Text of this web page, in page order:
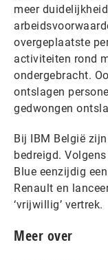
meer
overgeplaatste
activiteiten rond
ondergebracht.
ontslagen
gedwongen
Bij IBM België
bedreigd.
Blue eenzijdig
Renault en
‘vrijwillig’ vertrek.
Meer over